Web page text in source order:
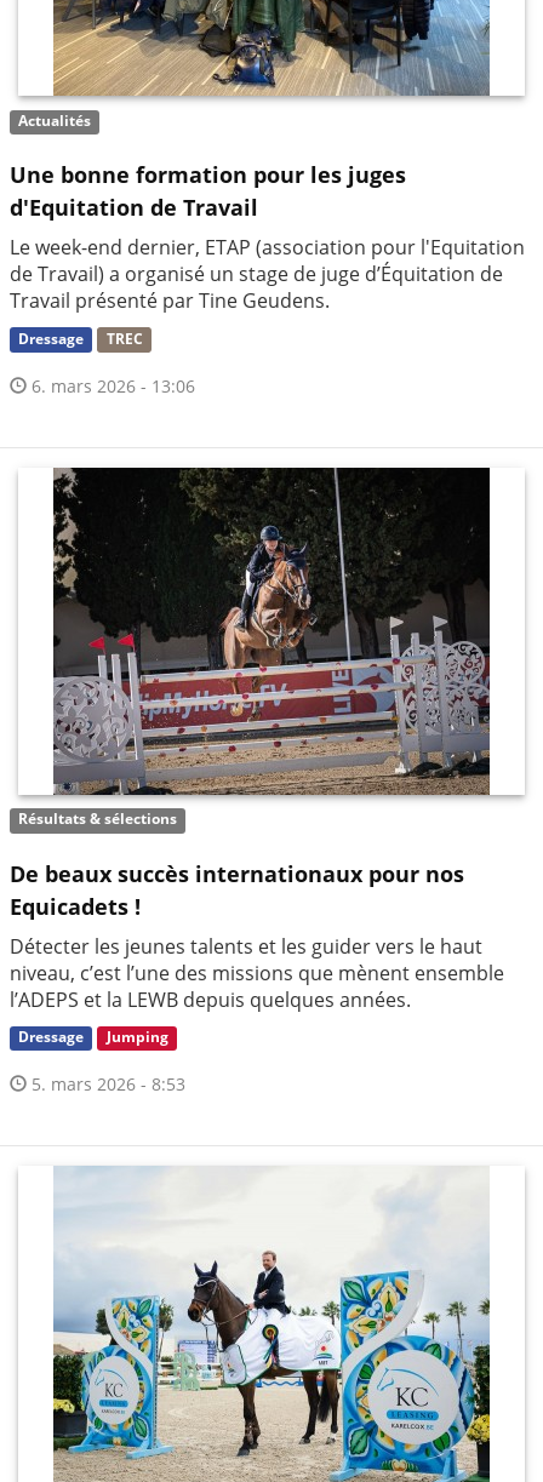
Actualités
Une bonne formation pour les juges
d'Equitation de Travail
Le week-end dernier, ETAP (association pour l'Equitation
de Travail) a organisé un stage de juge d’Équitation de
Travail présenté par Tine Geudens.
Dressage TREC
6. mars 2026 - 13:06
Résultats & sélections
De beaux succès internationaux pour nos
Equicadets !
Détecter les jeunes talents et les guider vers le haut
niveau, c’est l’une des missions que mènent ensemble
l’ADEPS et la LEWB depuis quelques années.
Dressage Jumping
5. mars 2026 - 8:53